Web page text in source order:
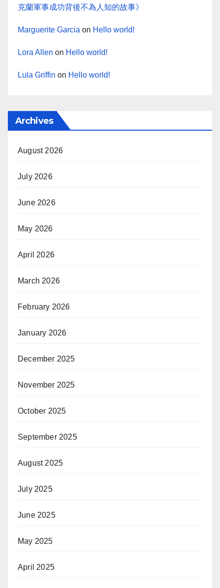
克蘭軍事成功背後不為人知的故事》
Marguerite Garcia on Hello world!
Lora Allen on Hello world!
Lula Griffin on Hello world!
Archives
August 2026
July 2026
June 2026
May 2026
April 2026
March 2026
February 2026
January 2026
December 2025
November 2025
October 2025
September 2025
August 2025
July 2025
June 2025
May 2025
April 2025